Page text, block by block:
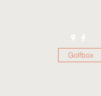
Golfbox